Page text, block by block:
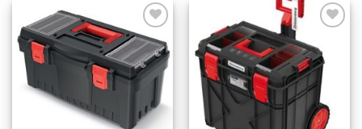
Dodaj
na
listu
želja
na
listu
želja